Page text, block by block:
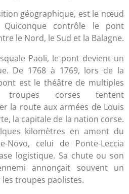
géographique, est le nœud
contrôle le pont
le Nord, le Sud et la Balagne.
Paoli, le pont devient un
De 1768 à 1769, lors de la
est le théâtre de multiples
troupes corses tentent
la route aux armées de Louis
la capitale de la nation corse.
kilomètres en amont du
Novo, celui de Ponte-Leccia
logistique. Sa chute ou son
annonçait souvent un
troupes paolistes.